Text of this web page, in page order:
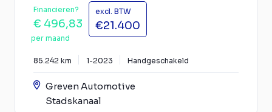
Financieren?
€ 496,83
per maand
excl. BTW
€21.400
85.242 km 1-2023 Handgeschakeld
Greven Automotive
Stadskanaal